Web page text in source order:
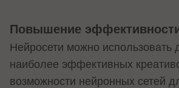
Повышение
Нейросети можно
наиболее эффективных
возможности нейронных сетей